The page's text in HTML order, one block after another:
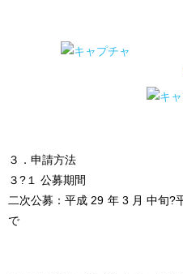
３．申請方法
３?１ 公募期間
二次公募：平成 29 年 3 月 中旬?
で